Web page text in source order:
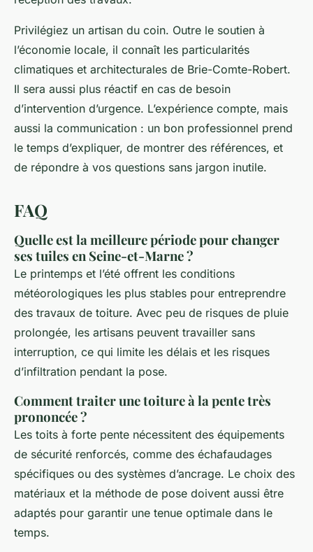
Privilégiez un artisan du coin. Outre le soutien à
l’économie locale, il connaît les particularités
climatiques et architecturales de Brie-Comte-Robert.
Il sera aussi plus réactif en cas de besoin
d’intervention d’urgence. L’expérience compte, mais
aussi la communication : un bon professionnel prend
le temps d’expliquer, de montrer des références, et
de répondre à vos questions sans jargon inutile.
FAQ
Quelle est la meilleure période pour changer
ses tuiles en Seine-et-Marne ?
Le printemps et l’été offrent les conditions
météorologiques les plus stables pour entreprendre
des travaux de toiture. Avec peu de risques de pluie
prolongée, les artisans peuvent travailler sans
interruption, ce qui limite les délais et les risques
d’infiltration pendant la pose.
Comment traiter une toiture à la pente très
prononcée ?
Les toits à forte pente nécessitent des équipements
de sécurité renforcés, comme des échafaudages
spécifiques ou des systèmes d’ancrage. Le choix des
matériaux et la méthode de pose doivent aussi être
adaptés pour garantir une tenue optimale dans le
temps.